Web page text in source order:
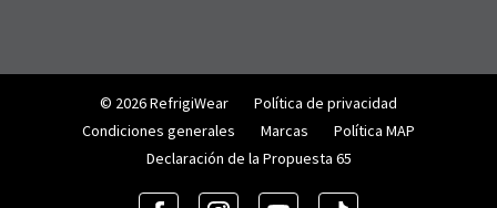
© 2026 RefrigiWear
Política de privacidad
Condiciones generales
Marcas
Política MAP
Declaración de la Propuesta 65